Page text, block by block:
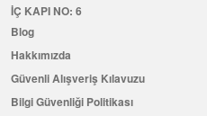
İÇ KAPI NO: 6
Blog
Hakkımızda
Güvenli Alışveriş Kılavuzu
Bilgi Güvenliği Politikası